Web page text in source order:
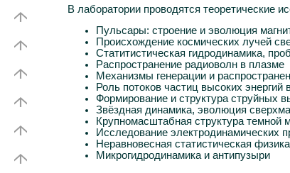
В лаборатории проводятся теоретические
Пульсары: строение и эволюция
Происхождение космических лучей
Статитистическая гидродинамика,
Распространение радиоволн в плазме
Механизмы генерации и
Роль потоков частиц высоких
Формирование и структура струйных
Звёздная динамика, эволюция
Крупномасштабная структура темной
Исследование электродинамических
Неравновесная статистическая
Микрогидродинамика и антипузыри